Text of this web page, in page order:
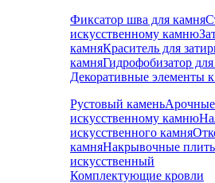
Фиксатор шва для камня
искусственному камню
камняКраситель для
камняГидрофобизатор
Декоративные элементы
Рустовый камень
искусственному камню
искусственного камня
камняНакрывочные
искусственный
Комплектующие кровли